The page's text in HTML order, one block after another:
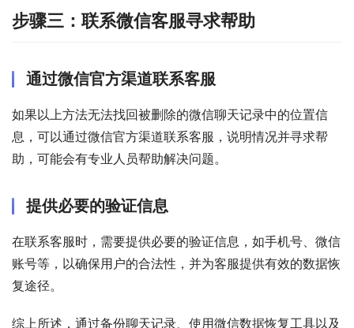
步骤三：联系微信客服寻求帮助
通过微信官方渠道联系客服
如果以上方法无法找回被删除的微信聊天记录中的位置信
息，可以通过微信官方渠道联系客服，说明情况并寻求帮
助，可能会有专业人员帮助解决问题。
提供必要的验证信息
在联系客服时，需要提供必要的验证信息，如手机号、微信
账号等，以确保用户的合法性，并为客服提供有效的数据恢
复途径。
综上所述，通过备份聊天记录、使用微信数据恢复工具以及